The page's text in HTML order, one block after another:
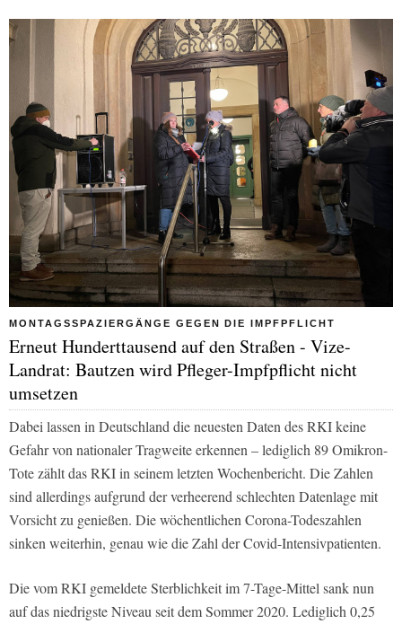
MONTAGSSPAZIERGÄNGE GEGEN DIE IMPFPFLICHT
Erneut Hunderttausend auf den Straßen - Vize-
Landrat: Bautzen wird Pfleger-Impfpflicht nicht
umsetzen
Dabei lassen in Deutschland die neuesten Daten des RKI keine
Gefahr von nationaler Tragweite erkennen – lediglich 89 Omikron-
Tote zählt das RKI in seinem letzten Wochenbericht. Die Zahlen
sind allerdings aufgrund der verheerend schlechten Datenlage mit
Vorsicht zu genießen. Die wöchentlichen Corona-Todeszahlen
sinken weiterhin, genau wie die Zahl der Covid-Intensivpatienten.
Die vom RKI gemeldete Sterblichkeit im 7-Tage-Mittel sank nun
auf das niedrigste Niveau seit dem Sommer 2020. Lediglich 0,25